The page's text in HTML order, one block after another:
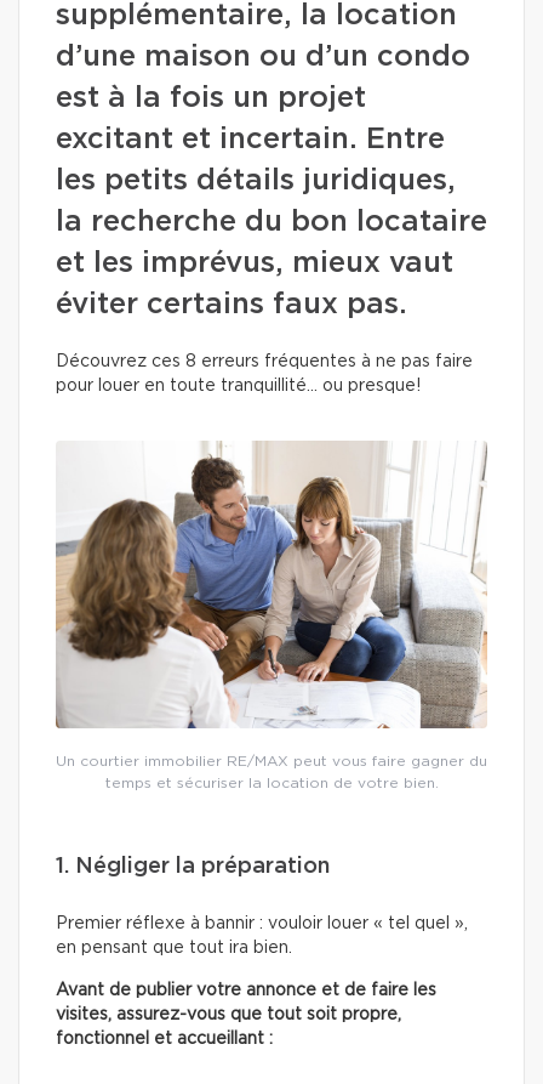
supplémentaire, la location
d’une maison ou d’un condo
est à la fois un projet
excitant et incertain. Entre
les petits détails juridiques,
la recherche du bon locataire
et les imprévus, mieux vaut
éviter certains faux pas.
Découvrez ces 8 erreurs fréquentes à ne pas faire
pour louer en toute tranquillité… ou presque!
Un courtier immobilier RE/MAX peut vous faire gagner du
temps et sécuriser la location de votre bien.
1. Négliger la préparation
Premier réflexe à bannir : vouloir louer « tel quel »,
en pensant que tout ira bien.
Avant de publier votre annonce et de faire les
visites, assurez-vous que tout soit propre,
fonctionnel et accueillant :